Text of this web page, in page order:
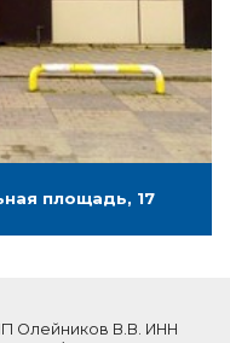
площадь, 17
Олейников В.В. ИНН